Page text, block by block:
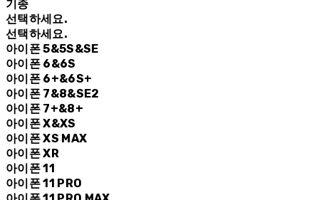
기종
선택하세요.
선택하세요.
아이폰 5&5S&SE
아이폰 6&6S
아이폰 6+&6S+
아이폰 7&8&SE2
아이폰 7+&8+
아이폰 X&XS
아이폰 XS MAX
아이폰 XR
아이폰 11
아이폰 11 PRO